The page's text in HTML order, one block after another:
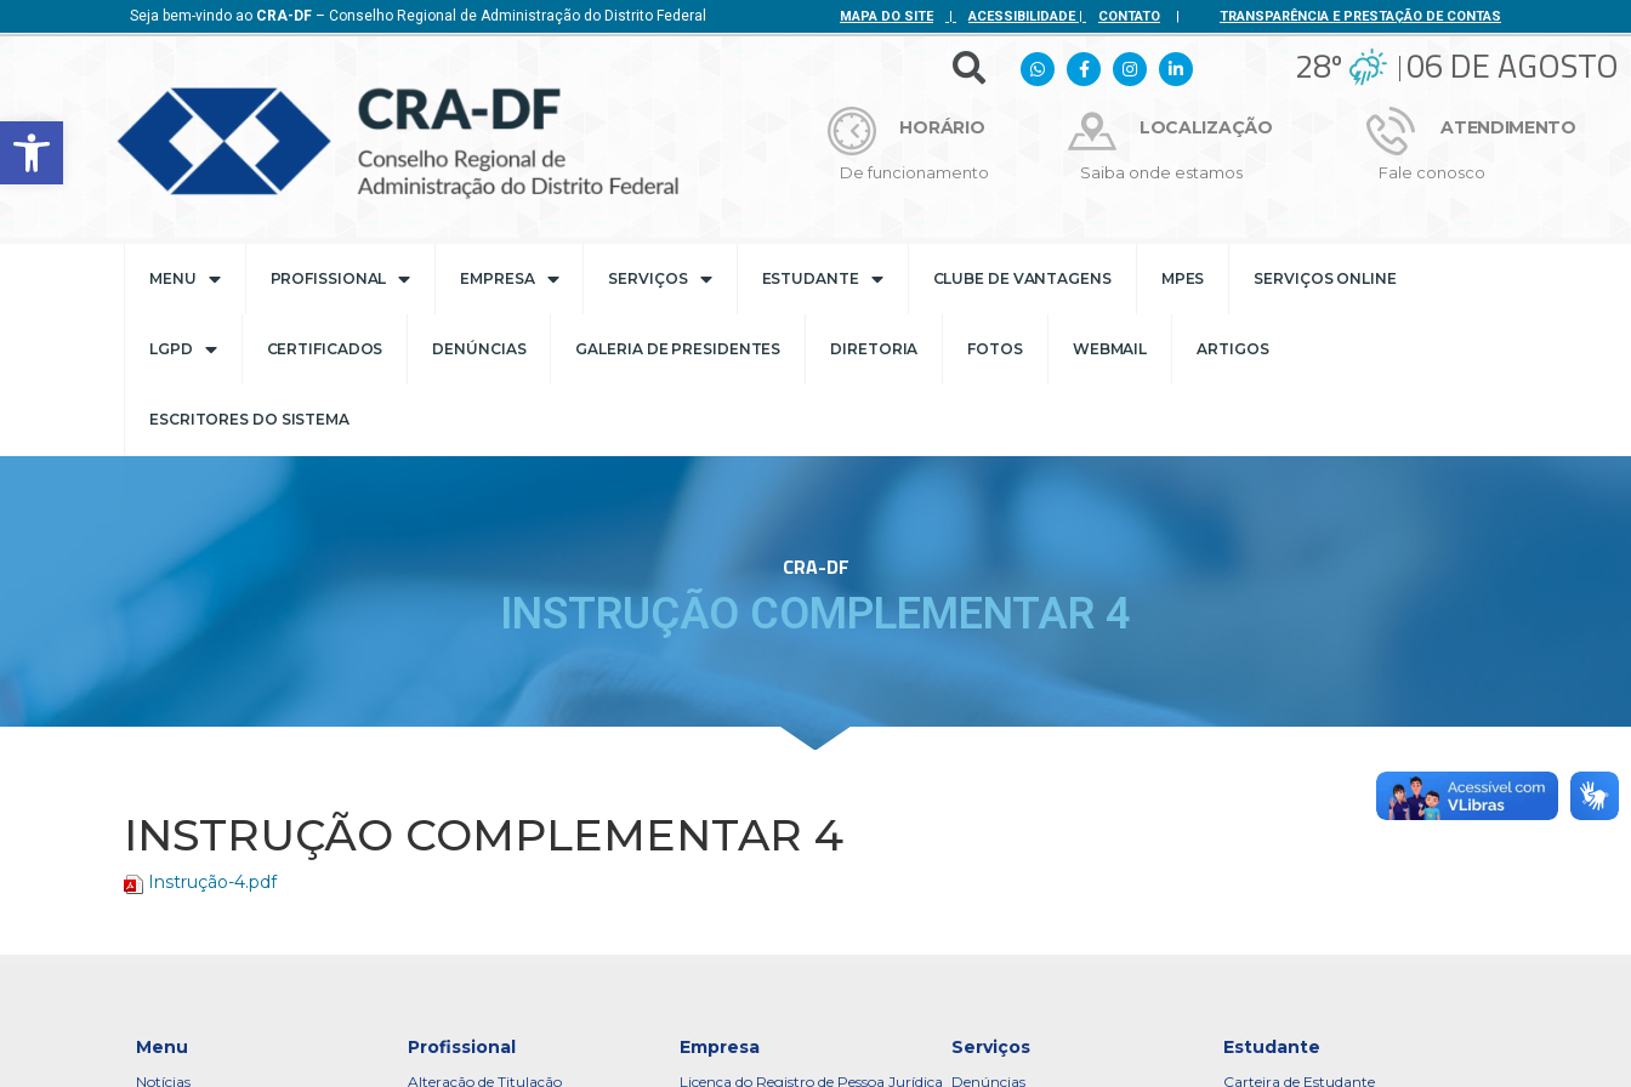
Barra de Ferramentas Aberta
Seja bem-vindo ao CRA-DF – Conselho Regional de Administração do Distrito Federal MAPA DO SITE | ACESSIBILIDADE| CONTATO | TRANSPARÊNCIA E PRESTAÇÃO DE CONTAS
28º 06 DE AGOSTO
HORÁRIO
De funcionamento
LOCALIZAÇÃO
Saiba onde estamos
ATENDIMENTO
Fale conosco
MENU PROFISSIONAL EMPRESA SERVIÇOS ESTUDANTE CLUBE DE VANTAGENS MPES SERVIÇOS ONLINE
LGPD CERTIFICADOS DENÚNCIAS GALERIA DE PRESIDENTES DIRETORIA FOTOS WEBMAIL ARTIGOS
ESCRITORES DO SISTEMA
CRA-DF
INSTRUÇÃO COMPLEMENTAR 4
INSTRUÇÃO COMPLEMENTAR 4
Instrução-4.pdf
Menu
Notícias
Profissional
Alteração de Titulação
Empresa
Licença do Registro de Pessoa Jurídica
Serviços
Denúncias
Estudante
Carteira de Estudante